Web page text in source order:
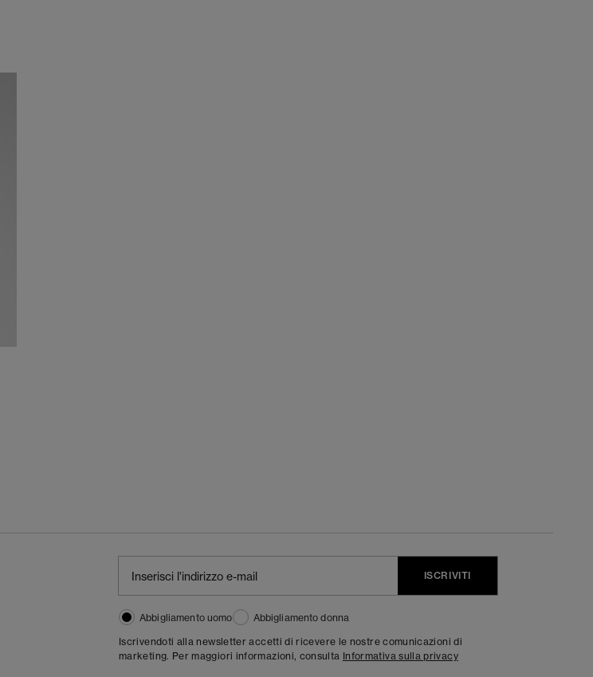
ISCRIVITI
Abbigliamento uomo
Abbigliamento donna
Iscrivendoti alla newsletter accetti di ricevere le nostre comunicazioni di
marketing. Per maggiori informazioni, consulta Informativa sulla privacy